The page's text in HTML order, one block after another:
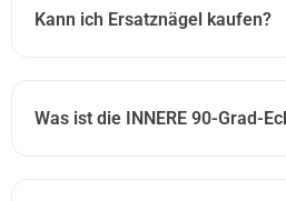
Kann ich Ersatznägel kaufen?
Was ist die INNERE 90-Grad-